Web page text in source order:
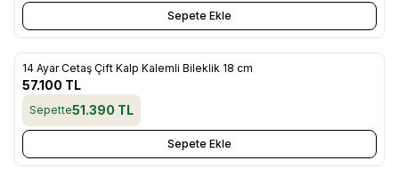
Sepete Ekle
Yeni
Favorilere Ekle
14 Ayar Cetaş Çift Kalp Kalemli Bileklik 18 cm
57.100 TL
Sepette51.390 TL
Sepete Ekle